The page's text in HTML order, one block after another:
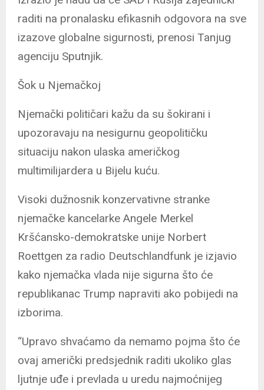
raditi na pronalasku efikasnih odgovora na sve
izazove globalne sigurnosti, prenosi Tanjug
agenciju Sputnjik.
Šok u Njemačkoj
Njemački političari kažu da su šokirani i
upozoravaju na nesigurnu geopolitičku
situaciju nakon ulaska američkog
multimilijardera u Bijelu kuću.
Visoki dužnosnik konzervativne stranke
njemačke kancelarke Angele Merkel
Kršćansko-demokratske unije Norbert
Roettgen za radio Deutschlandfunk je izjavio
kako njemačka vlada nije sigurna što će
republikanac Trump napraviti ako pobijedi na
izborima.
“Upravo shvaćamo da nemamo pojma što će
ovaj američki predsjednik raditi ukoliko glas
ljutnje uđe i prevlada u uredu najmoćnijeg